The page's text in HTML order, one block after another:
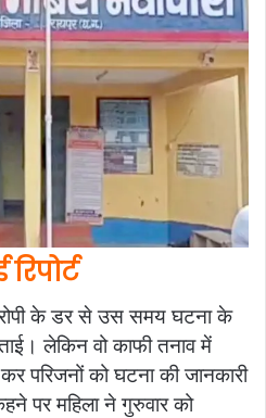
के डर से उस समय घटना के
लेकिन वो काफी तनाव में
परिजनों को घटना की जानकारी
पर महिला ने गुरुवार को